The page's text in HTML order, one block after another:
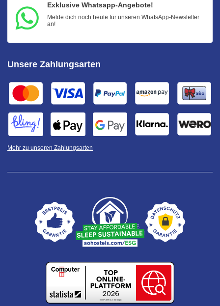
Exklusive Whatsapp-Angebote!
Melde dich noch heute für unseren WhatsApp-Newsletter
an!
Unsere Zahlungsarten
Mehr zu unseren Zahlungsarten